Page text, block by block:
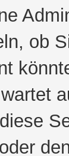
ob